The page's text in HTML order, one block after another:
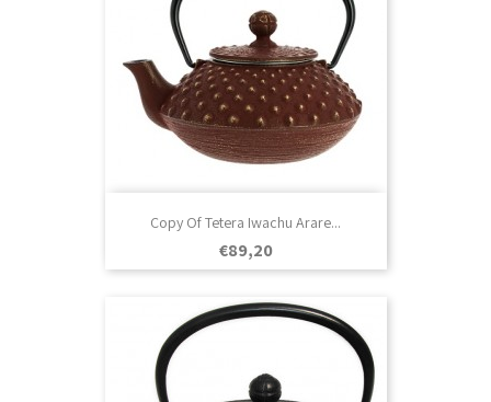
Copy Of Tetera Iwachu Arare...
Prezo
€89,20